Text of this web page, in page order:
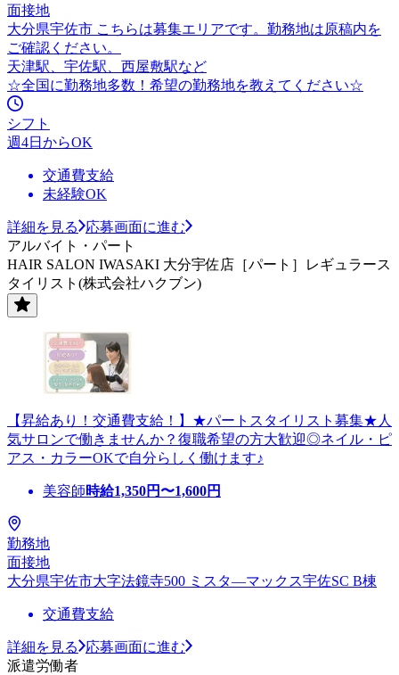
面接地
大分県宇佐市 こちらは募集エリアです。勤務地は原稿内を
ご確認ください。
天津駅、宇佐駅、西屋敷駅など
☆全国に勤務地多数！希望の勤務地を教えてください☆
シフト
週4日からOK
交通費支給
未経験OK
詳細を見る
応募画面に進む
アルバイト・パート
HAIR SALON IWASAKI 大分宇佐店［パート］レギュラース
タイリスト(株式会社ハクブン)
【昇給あり！交通費支給！】★パートスタイリスト募集★人
気サロンで働きませんか？復職希望の方大歓迎◎ネイル・ピ
アス・カラーOKで自分らしく働けます♪
美容師時給1,350円〜1,600円
勤務地
面接地
大分県宇佐市大字法鏡寺500 ミスタ―マックス宇佐SC B棟
交通費支給
詳細を見る
応募画面に進む
派遣労働者